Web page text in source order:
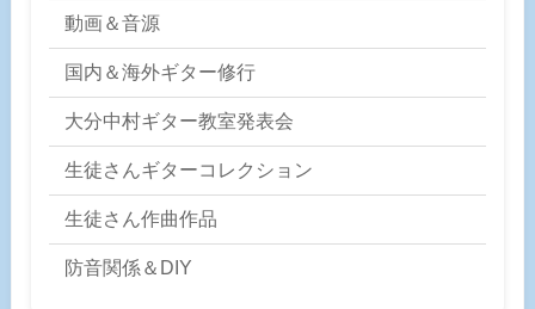
動画＆音源
国内＆海外ギター修行
大分中村ギター教室発表会
生徒さんギターコレクション
生徒さん作曲作品
防音関係＆DIY